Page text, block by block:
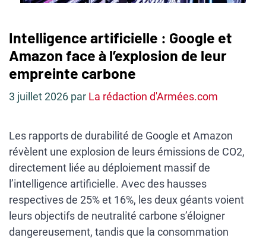
Intelligence artificielle : Google et
Amazon face à l’explosion de leur
empreinte carbone
3 juillet 2026 par La rédaction d'Armées.com
Les rapports de durabilité de Google et Amazon
révèlent une explosion de leurs émissions de CO2,
directement liée au déploiement massif de
l’intelligence artificielle. Avec des hausses
respectives de 25% et 16%, les deux géants voient
leurs objectifs de neutralité carbone s’éloigner
dangereusement, tandis que la consommation